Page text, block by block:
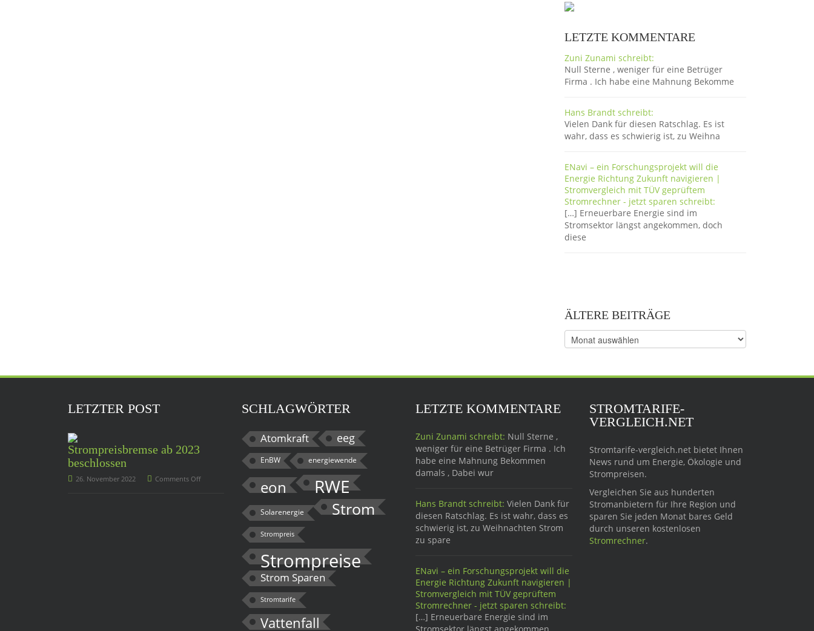
LETZTE KOMMENTARE
Zuni Zunami schreibt:
Null Sterne , weniger für eine Betrüger
Firma . Ich habe eine Mahnung Bekomme
Hans Brandt schreibt:
Vielen Dank für diesen Ratschlag. Es ist
wahr, dass es schwierig ist, zu Weihna
ENavi – ein Forschungsprojekt will die
Energie Richtung Zukunft navigieren |
Stromvergleich mit TÜV geprüftem
Stromrechner - jetzt sparen schreibt:
[…] Erneuerbare Energie sind im
Stromsektor längst angekommen, doch
diese
ÄLTERE BEITRÄGE
Ältere
Beiträge
LETZTER POST
Strompreisbremse ab 2023
beschlossen
26. November 2022 Comments Off
SCHLAGWÖRTER
Atomkraft eeg
EnBW energiewende
eon RWE
Solarenergie Strom
Strompreis
Strompreise
Strom Sparen
Stromtarife
Vattenfall
LETZTE KOMMENTARE
Zuni Zunami schreibt: Null Sterne ,
weniger für eine Betrüger Firma . Ich
habe eine Mahnung Bekommen
damals , Dabei wur
Hans Brandt schreibt: Vielen Dank für
diesen Ratschlag. Es ist wahr, dass es
schwierig ist, zu Weihnachten Strom
zu spare
ENavi – ein Forschungsprojekt will die
Energie Richtung Zukunft navigieren |
Stromvergleich mit TÜV geprüftem
Stromrechner - jetzt sparen schreibt:
[…] Erneuerbare Energie sind im
STROMTARIFE-
VERGLEICH.NET
Stromtarife-vergleich.net bietet Ihnen
News rund um Energie, Ökologie und
Strompreisen.
Vergleichen Sie aus hunderten
Stromanbietern für Ihre Region und
sparen Sie jeden Monat bares Geld
durch unseren kostenlosen
Stromrechner.